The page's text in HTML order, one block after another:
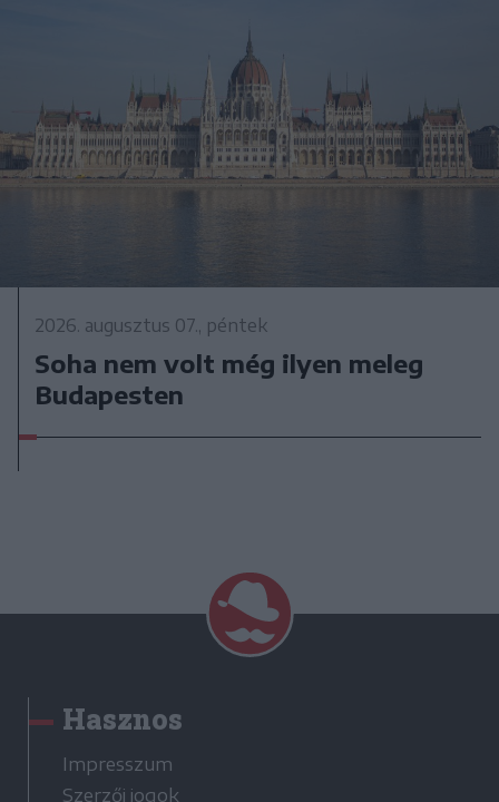
2026. augusztus 07., péntek
Soha nem volt még ilyen meleg
Budapesten
Hasznos
Impresszum
Szerzői jogok